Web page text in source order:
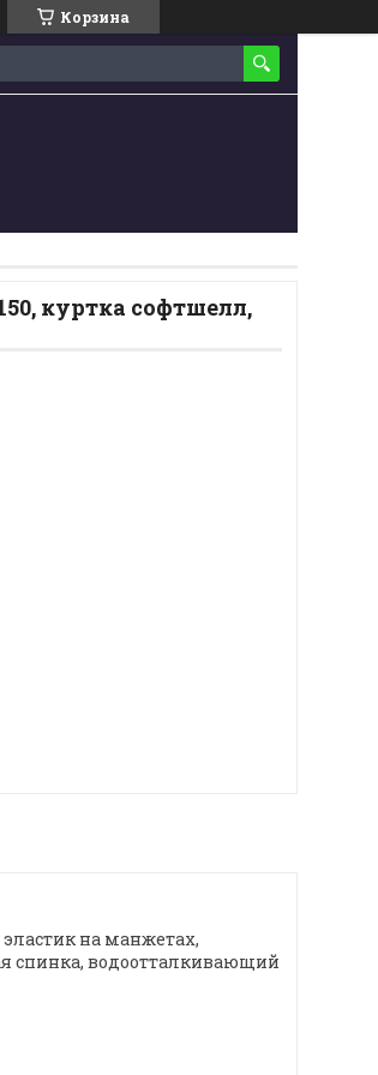
Корзина
куртка софтшелл,
на манжетах,
спинка, водоотталкивающий